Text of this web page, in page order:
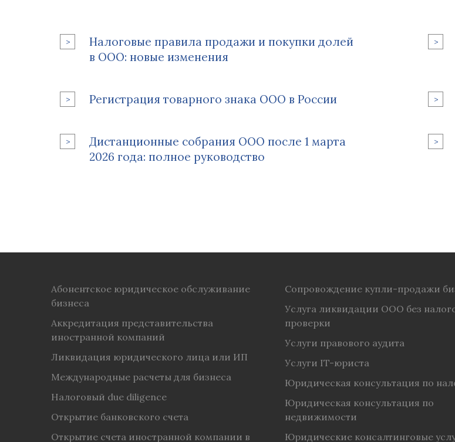
Налоговые правила продажи и покупки долей
в ООО: новые изменения
Регистрация товарного знака ООО в России
Дистанционные собрания ООО после 1 марта
2026 года: полное руководство
Абонентское юридическое обслуживание
бизнеса
Аккредитация представительства
иностранной компаний
Ликвидация юридического лица или ИП
Международные расчеты для бизнеса
Налоговый due diligence
Открытие банковского счета
Открытие счета иностранной компании в
Сопровождение купли-продажи
Услуга ликвидации ООО без
проверки
Услуги правового аудита
Услуги IT-юриста
Юридическая консультация по
Юридическая консультация по
недвижимости
Юридические консалтинговые